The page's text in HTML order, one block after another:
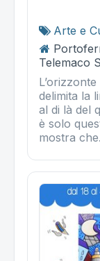
Arte e
Telemaco
delimita la
al di là del
è solo
mostra